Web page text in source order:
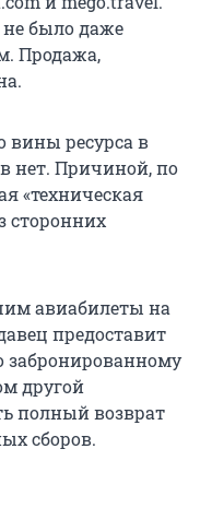
было даже
Продажа,
вины ресурса в
нет. Причиной, по
«техническая
сторонних
авиабилеты на
предоставит
забронированному
другой
полный возврат
сборов.